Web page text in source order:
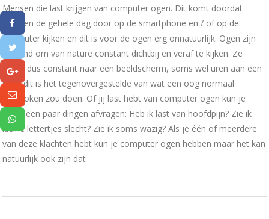
Mensen die last krijgen van computer ogen. Dit komt doordat
mensen de gehele dag door op de smartphone en / of op de
computer kijken en dit is voor de ogen erg onnatuurlijk. Ogen zijn
gewend om van nature constant dichtbij en veraf te kijken. Ze
kijken dus constant naar een beeldscherm, soms wel uren aan een
stuk, dit is het tegenovergestelde van wat een oog normaal
gesproken zou doen. Of jij last hebt van computer ogen kun je
jezelf een paar dingen afvragen: Heb ik last van hoofdpijn? Zie ik
kleine lettertjes slecht? Zie ik soms wazig? Als je één of meerdere
van deze klachten hebt kun je computer ogen hebben maar het kan
natuurlijk ook zijn dat